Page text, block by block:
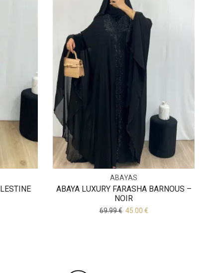
ABAYAS
ABAYA LUXURY FARASHA BARNOUS –
NOIR
69.99€ 45.00 €